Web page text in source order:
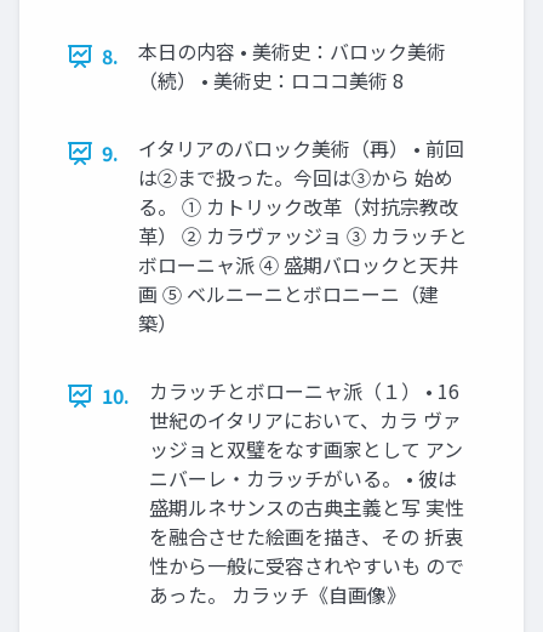
8.
本日の内容 • 美術史：バロック美術
（続） • 美術史：ロココ美術 8
9.
イタリアのバロック美術（再） • 前回
は②まで扱った。今回は③から 始め
る。 ① カトリック改革（対抗宗教改
革） ② カラヴァッジョ ③ カラッチと
ボローニャ派 ④ 盛期バロックと天井
画 ⑤ ベルニーニとボロニーニ（建
築）
10.
カラッチとボローニャ派（１） • 16
世紀のイタリアにおいて、カラ ヴァ
ッジョと双璧をなす画家として アン
ニバーレ・カラッチがいる。 • 彼は
盛期ルネサンスの古典主義と写 実性
を融合させた絵画を描き、その 折衷
性から一般に受容されやすいも ので
あった。 カラッチ《自画像》